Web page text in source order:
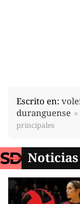
Escrito en:
duranguense
principales